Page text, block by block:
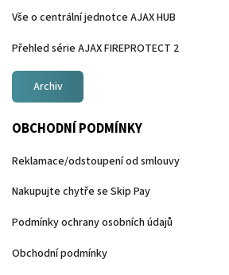
Vše o centrální jednotce AJAX HUB
Přehled série AJAX FIREPROTECT 2
Archiv
OBCHODNÍ PODMÍNKY
Reklamace/odstoupení od smlouvy
Nakupujte chytře se Skip Pay
Podmínky ochrany osobních údajů
Obchodní podmínky